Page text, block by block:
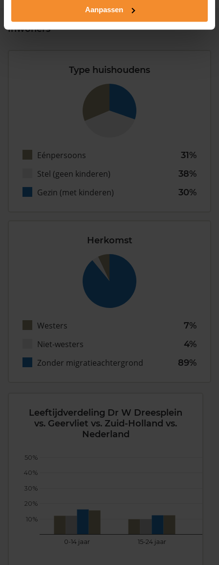
Aanpassen
Inwoners
Type huishoudens
Eénpersoons
31%
Stel (geen kinderen)
38%
Gezin (met kinderen)
30%
Herkomst
Westers
7%
Niet-westers
4%
Zonder migratieachtergrond
89%
Leeftijdverdeling Dr W Dreesplein
vs. Geervliet vs. Zuid-Holland vs.
Nederland
0-14 jaar 15-24 jaar
10%
20%
30%
40%
50%